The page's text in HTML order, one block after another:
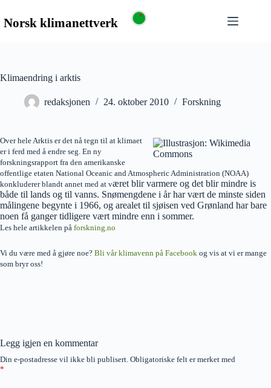
Klimaendring i arktis
redaksjonen 24. oktober 2010 Forskning
Over hele Arktis er det nå tegn til at klimaet
er i ferd med å endre seg. En ny
forskningsrapport fra den amerikanske
offentlige etaten National Oceanic and Atmospheric Administration (NOAA)
konkluderer blandt annet med at været blir varmere og det blir mindre is
både til lands og til vanns. Snømengdene i år har vært de minste siden
målingene begynte i 1966, og arealet til sjøisen ved Grønland har bare
noen få ganger tidligere vært mindre enn i sommer.
Les hele artikkelen på forskning.no
Vi du være med å gjøre noe? Bli vår klimavenn på Facebook og vis at vi er mange
som bryr oss!
Legg igjen en kommentar
Din e-postadresse vil ikke bli publisert. Obligatoriske felt er merket med
*